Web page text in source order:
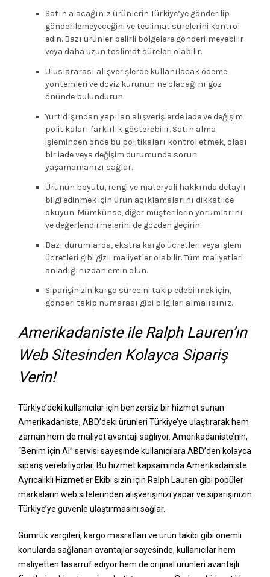
Satın alacağınız ürünlerin Türkiye’ye gönderilip
gönderilemeyeceğini ve teslimat sürelerini kontrol
edin. Bazı ürünler belirli bölgelere gönderilmeyebilir
veya daha uzun teslimat süreleri olabilir.
Uluslararası alışverişlerde kullanılacak ödeme
yöntemleri ve döviz kurunun ne olacağını göz
önünde bulundurun.
Yurt dışından yapılan alışverişlerde iade ve değişim
politikaları farklılık gösterebilir. Satın alma
işleminden önce bu politikaları kontrol etmek, olası
bir iade veya değişim durumunda sorun
yaşamamanızı sağlar.
Ürünün boyutu, rengi ve materyali hakkında detaylı
bilgi edinmek için ürün açıklamalarını dikkatlice
okuyun. Mümkünse, diğer müşterilerin yorumlarını
ve değerlendirmelerini de gözden geçirin.
Bazı durumlarda, ekstra kargo ücretleri veya işlem
ücretleri gibi gizli maliyetler olabilir. Tüm maliyetleri
anladığınızdan emin olun.
Siparişinizin kargo sürecini takip edebilmek için,
gönderi takip numarası gibi bilgileri almalısınız.
Amerikadaniste ile Ralph Lauren’ın
Web Sitesinden Kolayca Sipariş
Verin!
Türkiye’deki kullanıcılar için benzersiz bir hizmet sunan
Amerikadaniste, ABD’deki ürünleri Türkiye’ye ulaştırarak hem
zaman hem de maliyet avantajı sağlıyor. Amerikadaniste’nin,
“Benim için Al” servisi sayesinde kullanıcılara ABD’den kolayca
sipariş verebiliyorlar. Bu hizmet kapsamında Amerikadaniste
Ayrıcalıklı Hizmetler Ekibi sizin için Ralph Lauren gibi popüler
markaların web sitelerinden alışverişinizi yapar ve siparişinizin
Türkiye’ye güvenle ulaştırmasını sağlar.
Gümrük vergileri, kargo masrafları ve ürün takibi gibi önemli
konularda sağlanan avantajlar sayesinde, kullanıcılar hem
maliyetten tasarruf ediyor hem de orijinal ürünleri avantajlı